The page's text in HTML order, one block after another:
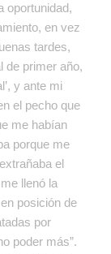
oportunidad,
en vez
tardes,
de primer año,
y ante mi
el pecho que
me habían
porque me
el
llenó la
posición de
por
poder más”.